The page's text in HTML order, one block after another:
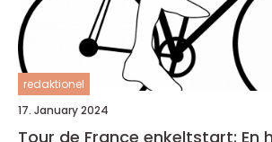
redaktionel
17. January 2024
Tour de France enkeltstart: En